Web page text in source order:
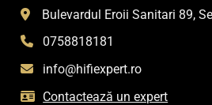
Bulevardul Eroii Sanitari 89,
0758818181
info@hifiexpert.ro
Contactează un expert